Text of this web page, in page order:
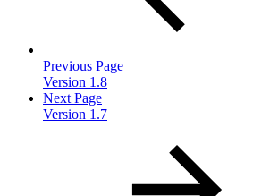
Previous Page
Version 1.8
Next Page
Version 1.7